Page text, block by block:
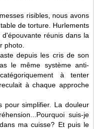
risibles, nous avons
de torture. Hurlements
réunis dans la
photo.
depuis les cris de son
le même système anti-
à tenter
à chaque approche
pour simplifier. La douleur
suis-je
ma cuisse? Et puis le